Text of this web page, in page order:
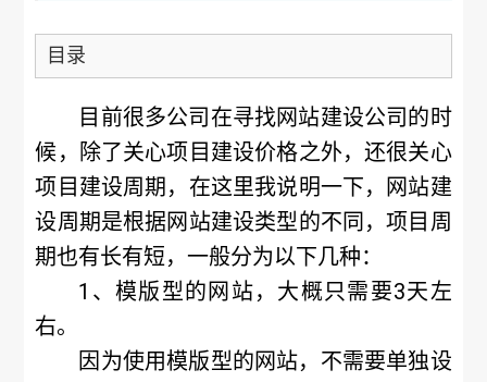
目录
目前很多公司在寻找网站建设公司的时
候，除了关心项目建设价格之外，还很关心
项目建设周期，在这里我说明一下，网站建
设周期是根据网站建设类型的不同，项目周
期也有长有短，一般分为以下几种：
1、模版型的网站，大概只需要3天左
右。
因为使用模版型的网站，不需要单独设